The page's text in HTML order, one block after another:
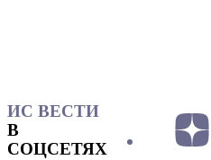
ИС ВЕСТИ
В
СОЦСЕТЯХ